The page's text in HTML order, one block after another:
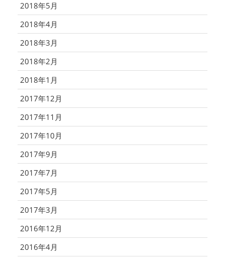
2018年5月
2018年4月
2018年3月
2018年2月
2018年1月
2017年12月
2017年11月
2017年10月
2017年9月
2017年7月
2017年5月
2017年3月
2016年12月
2016年4月